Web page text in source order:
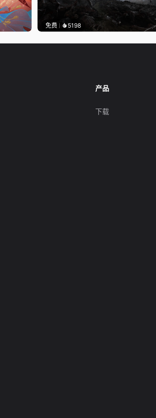
免费 5198
产品
下载